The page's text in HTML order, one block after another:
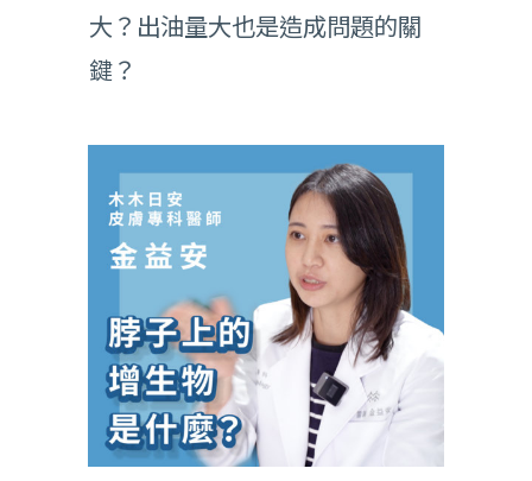
大？出油量大也是造成問題的關
鍵？